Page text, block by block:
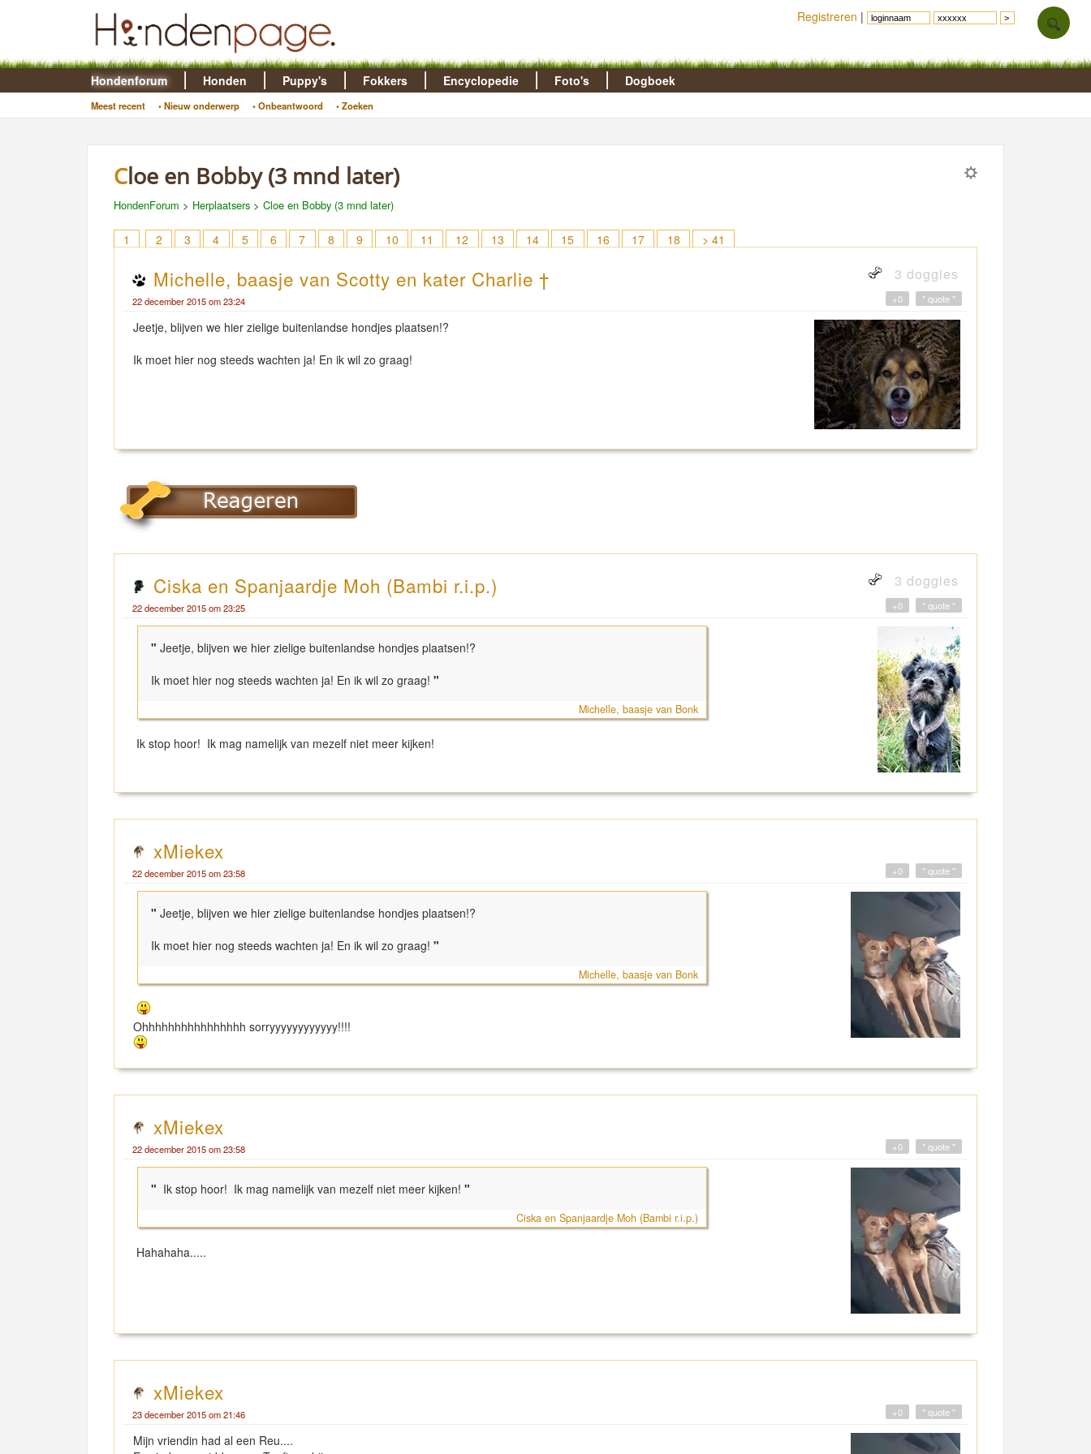
Hondenforum
Meest recent • Nieuw onderwerp • Onbeantwoord • Zoeken
Honden Puppy's Fokkers Encyclopedie Foto's Dogboek
Cloe en Bobby (3 mnd later)
HondenForum > Herplaatsers > Cloe en Bobby (3 mnd later)
1 2 3 4 5 6 7 8 9 10 11 12 13 14 15 16 17 18 > 41
Michelle, baasje van Scotty en kater Charlie † 3 doggies
22 december 2015 om 23:24 " quote "
+0
Jeetje, blijven we hier zielige buitenlandse hondjes plaatsen!?
Ik moet hier nog steeds wachten ja! En ik wil zo graag!
Ciska en Spanjaardje Moh (Bambi r.i.p.) 3 doggies
22 december 2015 om 23:25 " quote "
+0
" Jeetje, blijven we hier zielige buitenlandse hondjes plaatsen!?
Ik moet hier nog steeds wachten ja! En ik wil zo graag! "
Michelle, baasje van Bonk
Ik stop hoor! Ik mag namelijk van mezelf niet meer kijken!
xMiekex
22 december 2015 om 23:58 " quote "
+0
" Jeetje, blijven we hier zielige buitenlandse hondjes plaatsen!?
Ik moet hier nog steeds wachten ja! En ik wil zo graag! "
Michelle, baasje van Bonk
Ohhhhhhhhhhhhhhhh sorryyyyyyyyyyyy!!!!
xMiekex
22 december 2015 om 23:58 " quote "
+0
" Ik stop hoor! Ik mag namelijk van mezelf niet meer kijken! "
Ciska en Spanjaardje Moh (Bambi r.i.p.)
Hahahaha.....
xMiekex
23 december 2015 om 21:46 " quote "
+0
Mijn vriendin had al een Reu....
Registreren |